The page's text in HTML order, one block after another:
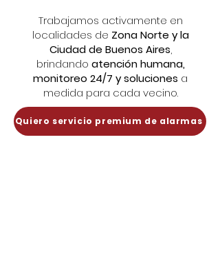
Trabajamos activamente en
localidades de Zona Norte y la
Ciudad de Buenos Aires,
brindando atención humana,
monitoreo 24/7 y soluciones a
medida para cada vecino.
Quiero servicio premium de alarmas